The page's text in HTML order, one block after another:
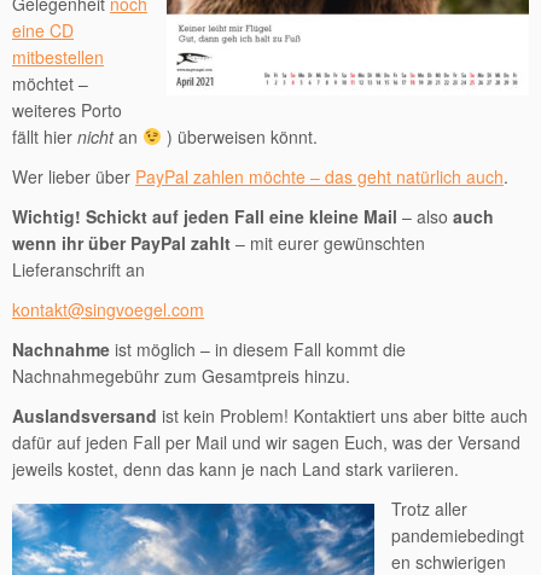
eine CD
mitbestellen
möchtet –
weiteres Porto
fällt hier nichtan
) überweisen könnt.
Wer lieber über PayPal zahlen möchte – das geht natürlich auch.
Wichtig! Schickt auf jeden Fall eine kleine Mail – also auch
wenn ihr über PayPal zahlt – mit eurer gewünschten
Lieferanschrift an
kontakt@singvoegel.com
Nachnahme ist möglich – in diesem Fall kommt die
Nachnahmegebühr zum Gesamtpreis hinzu.
Auslandsversand ist kein Problem! Kontaktiert uns aber bitte auch
dafür auf jeden Fall per Mail und wir sagen Euch, was der Versand
jeweils kostet, denn das kann je nach Land stark variieren.
Trotz aller
pandemiebedingt
en schwierigen